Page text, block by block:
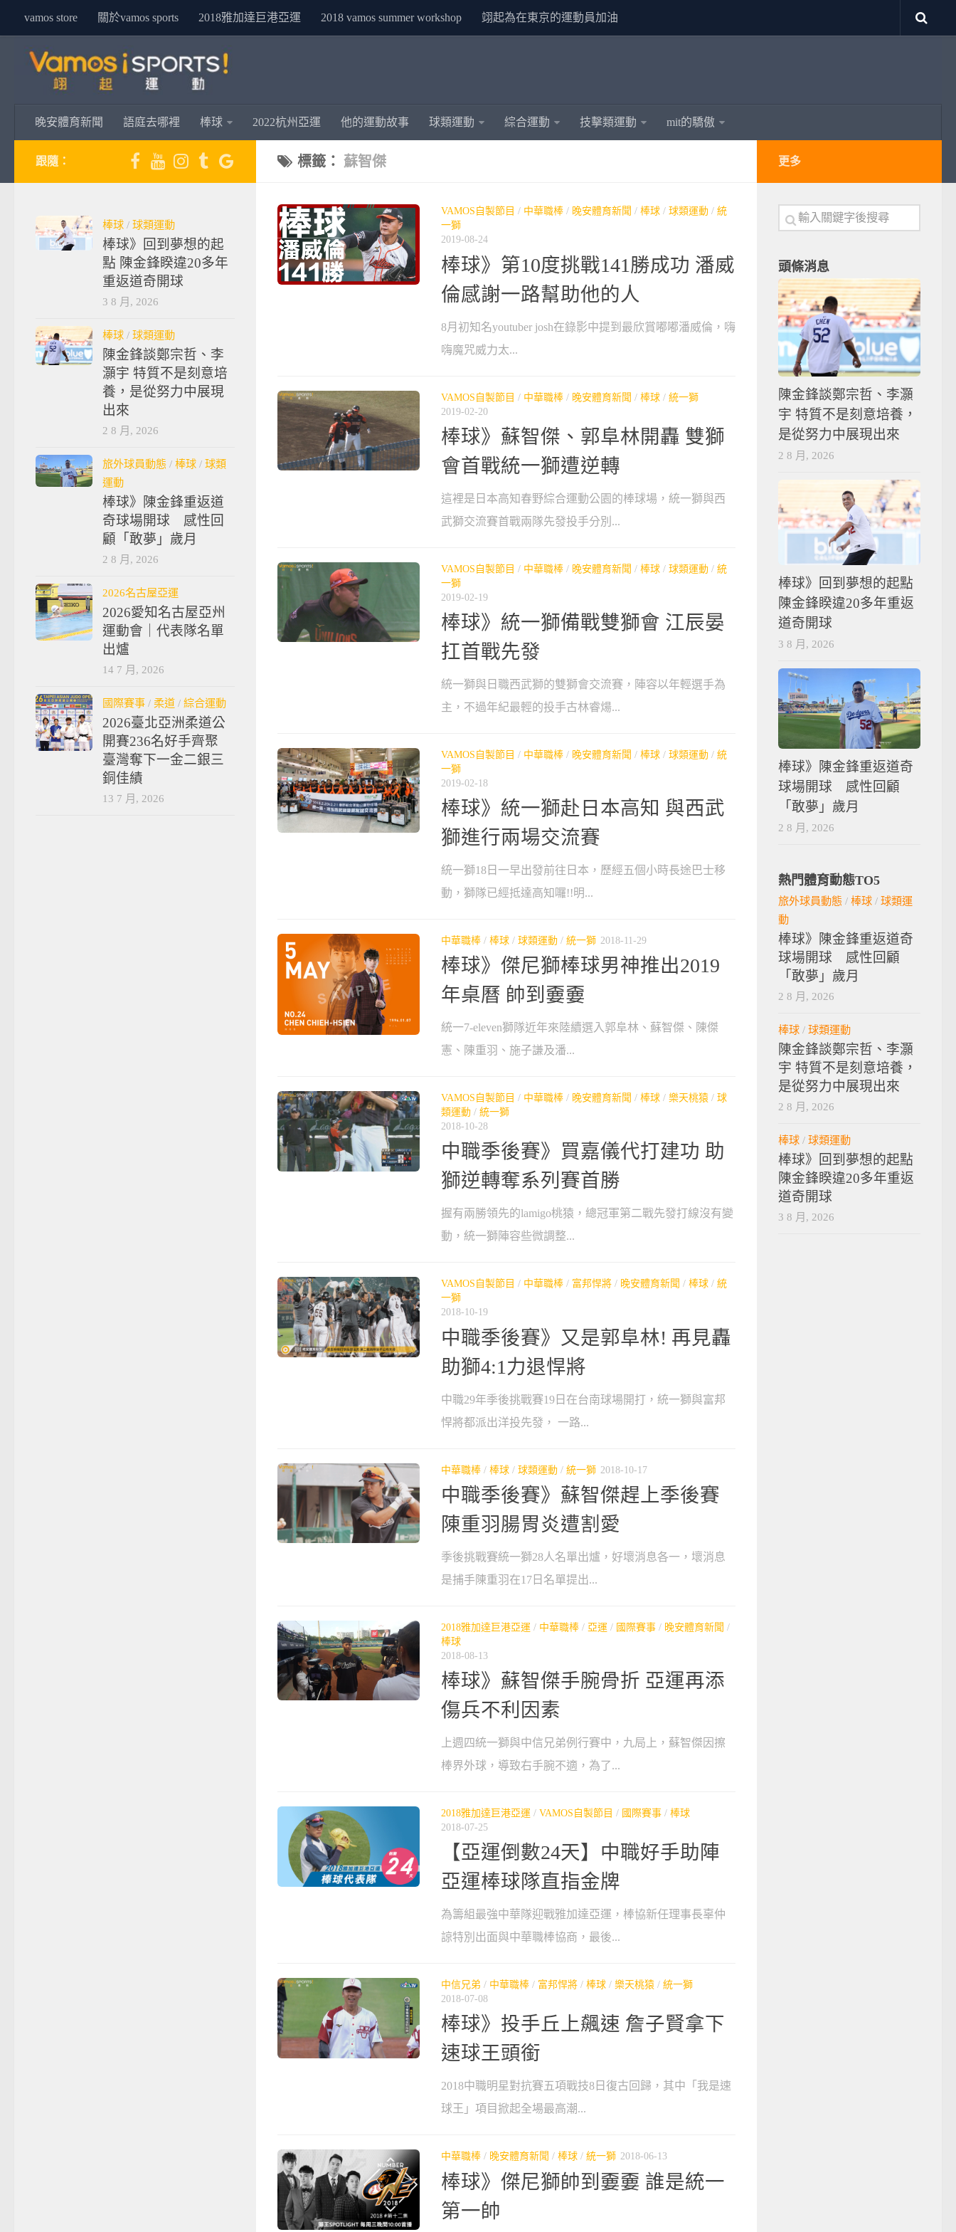
vamos store 關於vamos sports 2018雅加達巨港亞運 2018 vamos summer workshop 翊起為在東京的運動員加油
晚安體育新聞 語庭去哪裡 棒球 2022杭州亞運 他的運動故事 球類運動 綜合運動 技擊類運動 mit的驕傲
標籤： 蘇智傑
VAMOS自製節目 / 中華職棒 / 晚安體育新聞 / 棒球 / 球類運動 / 統
一獅
2019-08-24
棒球》第10度挑戰141勝成功 潘威
倫感謝一路幫助他的人
8月初知名youtuber josh在錄影中提到最欣賞嘟嘟潘威倫，嗨
嗨魔咒威力太...
VAMOS自製節目 / 中華職棒 / 晚安體育新聞 / 棒球 / 統一獅
2019-02-20
棒球》蘇智傑、郭阜林開轟 雙獅
會首戰統一獅遭逆轉
這裡是日本高知春野綜合運動公園的棒球場，統一獅與西
武獅交流賽首戰兩隊先發投手分別...
VAMOS自製節目 / 中華職棒 / 晚安體育新聞 / 棒球 / 球類運動 / 統
一獅
2019-02-19
棒球》統一獅備戰雙獅會 江辰晏
扛首戰先發
統一獅與日職西武獅的雙獅會交流賽，陣容以年輕選手為
主，不過年紀最輕的投手古林睿煬...
VAMOS自製節目 / 中華職棒 / 晚安體育新聞 / 棒球 / 球類運動 / 統
一獅
2019-02-18
棒球》統一獅赴日本高知 與西武
獅進行兩場交流賽
統一獅18日一早出發前往日本，歷經五個小時長途巴士移
動，獅隊已經抵達高知囉!!明...
中華職棒 / 棒球 / 球類運動 / 統一獅 2018-11-29
棒球》傑尼獅棒球男神推出2019
年桌曆 帥到嫑嫑
統一7-eleven獅隊近年來陸續選入郭阜林、蘇智傑、陳傑
憲、陳重羽、施子謙及潘...
VAMOS自製節目 / 中華職棒 / 晚安體育新聞 / 棒球 / 樂天桃猿 / 球
類運動 / 統一獅
2018-10-28
中職季後賽》買嘉儀代打建功 助
獅逆轉奪系列賽首勝
握有兩勝領先的lamigo桃猿，總冠軍第二戰先發打線沒有變
動，統一獅陣容些微調整...
VAMOS自製節目 / 中華職棒 / 富邦悍將 / 晚安體育新聞 / 棒球 / 統
一獅
2018-10-19
中職季後賽》又是郭阜林! 再見轟
助獅4:1力退悍將
中職29年季後挑戰賽19日在台南球場開打，統一獅與富邦
悍將都派出洋投先發， 一路...
中華職棒 / 棒球 / 球類運動 / 統一獅 2018-10-17
中職季後賽》蘇智傑趕上季後賽
陳重羽腸胃炎遭割愛
季後挑戰賽統一獅28人名單出爐，好壞消息各一，壞消息
是捕手陳重羽在17日名單提出...
2018雅加達巨港亞運 / 中華職棒 / 亞運 / 國際賽事 / 晚安體育新聞 /
棒球
2018-08-13
棒球》蘇智傑手腕骨折 亞運再添
傷兵不利因素
上週四統一獅與中信兄弟例行賽中，九局上，蘇智傑因擦
棒界外球，導致右手腕不適，為了...
2018雅加達巨港亞運 / VAMOS自製節目 / 國際賽事 / 棒球
2018-07-25
【亞運倒數24天】中職好手助陣
亞運棒球隊直指金牌
為籌組最強中華隊迎戰雅加達亞運，棒協新任理事長辜仲
諒特別出面與中華職棒協商，最後...
中信兄弟 / 中華職棒 / 富邦悍將 / 棒球 / 樂天桃猿 / 統一獅
2018-07-08
棒球》投手丘上飆速 詹子賢拿下
速球王頭銜
2018中職明星對抗賽五項戰技8日復古回歸，其中「我是速
球王」項目掀起全場最高潮...
中華職棒 / 晚安體育新聞 / 棒球 / 統一獅 2018-06-13
棒球》傑尼獅帥到嫑嫑 誰是統一
第一帥
跟隨：
棒球 / 球類運動
棒球》回到夢想的起
點 陳金鋒睽違20多年
重返道奇開球
3 8 月, 2026
棒球 / 球類運動
陳金鋒談鄭宗哲、李
灝宇 特質不是刻意培
養，是從努力中展現
出來
2 8 月, 2026
旅外球員動態 / 棒球 / 球類
運動
棒球》陳金鋒重返道
奇球場開球 感性回
顧「敢夢」歲月
2 8 月, 2026
2026名古屋亞運
2026愛知名古屋亞州
運動會｜代表隊名單
出爐
14 7 月, 2026
國際賽事 / 柔道 / 綜合運動
2026臺北亞洲柔道公
開賽236名好手齊聚
臺灣奪下一金二銀三
銅佳績
13 7 月, 2026
更多
頭條消息
陳金鋒談鄭宗哲、李灝
宇 特質不是刻意培養，
是從努力中展現出來
2 8 月, 2026
棒球》回到夢想的起點
陳金鋒睽違20多年重返
道奇開球
3 8 月, 2026
棒球》陳金鋒重返道奇
球場開球 感性回顧
「敢夢」歲月
2 8 月, 2026
熱門體育動態TO5
旅外球員動態 / 棒球 / 球類運
動
棒球》陳金鋒重返道奇
球場開球 感性回顧
「敢夢」歲月
2 8 月, 2026
棒球 / 球類運動
陳金鋒談鄭宗哲、李灝
宇 特質不是刻意培養，
是從努力中展現出來
2 8 月, 2026
棒球 / 球類運動
棒球》回到夢想的起點
陳金鋒睽違20多年重返
道奇開球
3 8 月, 2026